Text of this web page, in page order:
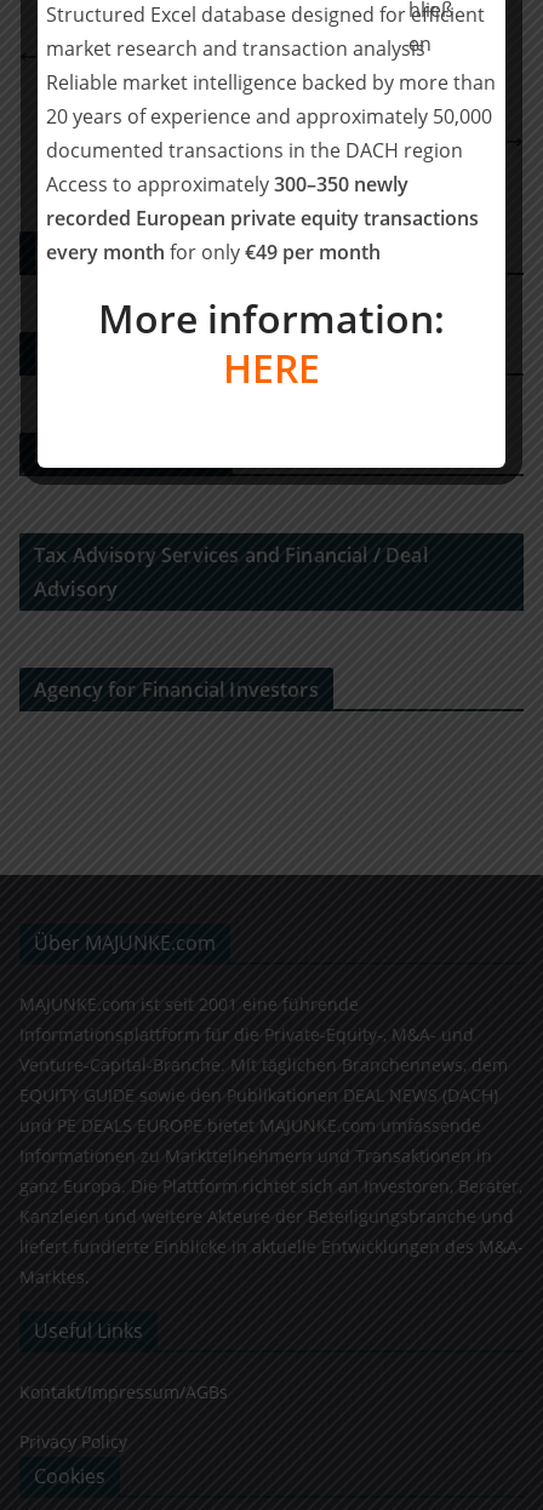
Asterion, Ardian and Crédit Agricole Assurances
agree deal for the 49% stake in 2i Aeroporti
McDermott berät HF Private Debt
Portfoliogesellschaft BioneXX beim Verkauf von
BeLive an die USP Group
PE DEALS EUROPE
M&A-Beratungshaus
Strategy Consulting
Tax Advisory Services and Financial / Deal
Advisory
Agency for Financial Investors
Über MAJUNKE.com
MAJUNKE.com ist seit 2001 eine führende
Informationsplattform für die Private-Equity-, M&A- und
Venture-Capital-Branche. Mit täglichen Branchennews, dem
EQUITY GUIDE sowie den Publikationen DEAL NEWS (DACH)
und PE DEALS EUROPE bietet MAJUNKE.com umfassende
Informationen zu Marktteilnehmern und Transaktionen in
ganz Europa. Die Plattform richtet sich an Investoren, Berater,
Kanzleien und weitere Akteure der Beteiligungsbranche und
liefert fundierte Einblicke in aktuelle Entwicklungen des M&A-
Marktes.
Useful Links
Kontakt/Impressum/AGBs
Privacy Policy
Cookies
Structured Excel database designed for efficient
market research and transaction analysis
Reliable market intelligence backed by more than
20 years of experience and approximately 50,000
documented transactions in the DACH region
Access to approximately300–350 newly
recorded European private equity transactions
every month for only€49 per month
More information:
HERE